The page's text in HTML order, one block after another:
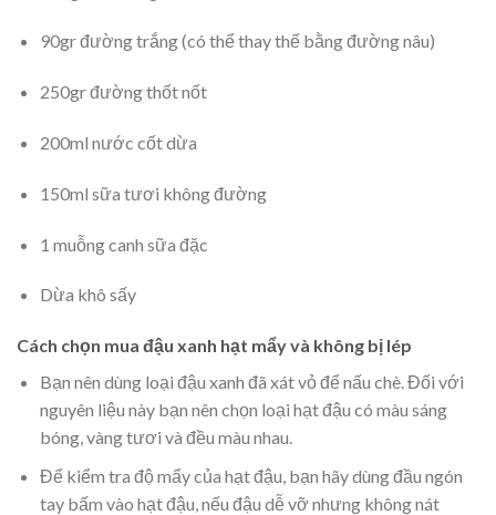
90gr đường trắng (có thể thay thế bằng đường nâu)
250gr đường thốt nốt
200ml nước cốt dừa
150ml sữa tươi không đường
1 muỗng canh sữa đặc
Dừa khô sấy
Cách chọn mua đậu xanh hạt mẩy và không bị lép
Bạn nên dùng loại đậu xanh đã xát vỏ để nấu chè. Đối với
nguyên liệu này bạn nên chọn loại hạt đậu có màu sáng
bóng, vàng tươi và đều màu nhau.
Để kiểm tra độ mẩy của hạt đậu, bạn hãy dùng đầu ngón
tay bấm vào hạt đậu, nếu đậu dễ vỡ nhưng không nát